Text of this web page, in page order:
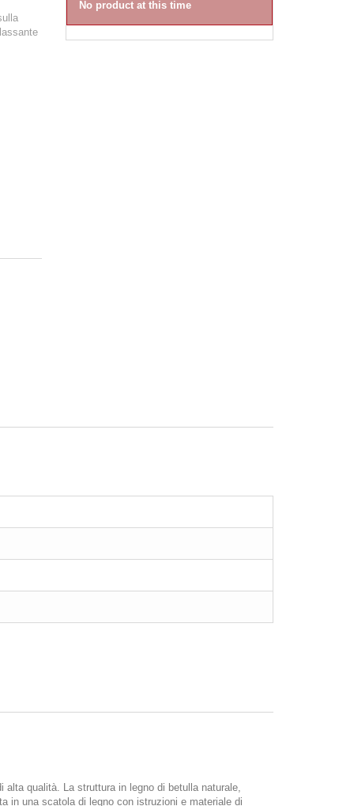
No product at this time
qualità. La struttura in legno di betulla naturale,
in una scatola di legno con istruzioni e materiale di